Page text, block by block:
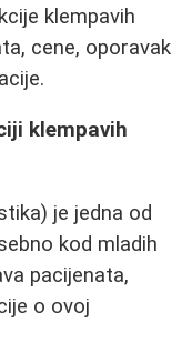
klempavih
cene, oporavak
klempavih
je jedna od
kod mladih
pacijenata,
o ovoj